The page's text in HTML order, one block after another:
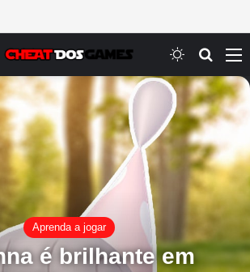
Switch skin
Aprenda a jogar
é brilhante em